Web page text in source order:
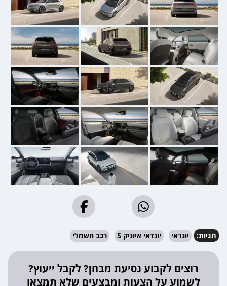
תגיות: יונדאי יונדאי איוניק 5 רכב חשמלי
רוצים לקבוע נסיעת מבחן? לקבל ייעוץ?
לשמוע על הצעות ומבצעים שלא תמצאו